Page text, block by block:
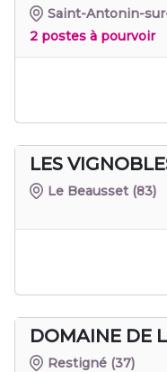
Saint-Antonin-
2 postes à pourvoir
LES
Le Beausset (83)
DOMAINE DE
Restigné (37)